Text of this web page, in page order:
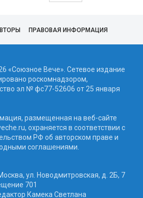
ПРАВОВАЯ ИНФОРМАЦИЯ
«Союзное Вече». Сетевое издание
роскомнадзором,
эл № фc77-52606 от 25 января
размещенная на веб-сайте
охраняется в соответствии с
РФ об авторском праве и
соглашениями.
ул. Новодмитровская, д. 2Б, 7
701
Камека Светлана